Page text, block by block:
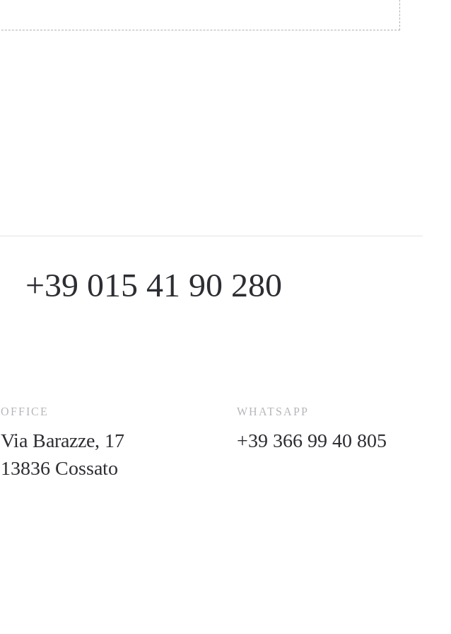
+39 015 41 90 280
OFFICE
Via Barazze, 17
13836 Cossato
WHATSAPP
+39 366 99 40 805